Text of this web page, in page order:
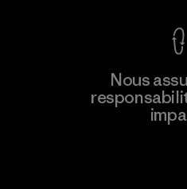
Nous